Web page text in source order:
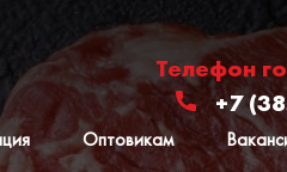
Телефон
+7
Оптовикам